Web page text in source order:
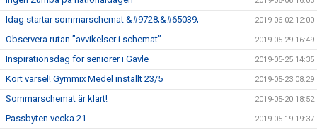
Idag startar sommarschemat &#9728;&#65039; 2019-06-02 12:00
Observera rutan ”avvikelser i schemat” 2019-05-29 16:49
Inspirationsdag för seniorer i Gävle 2019-05-25 14:35
Kort varsel! Gymmix Medel inställt 23/5 2019-05-23 08:29
Sommarschemat är klart! 2019-05-20 18:52
Passbyten vecka 21. 2019-05-19 19:37